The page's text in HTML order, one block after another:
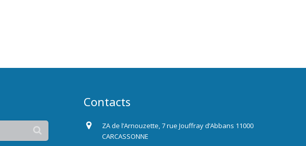
Contacts
ZA de l’Arnouzette, 7 rue Jouffray d’Abbans 11000
CARCASSONNE